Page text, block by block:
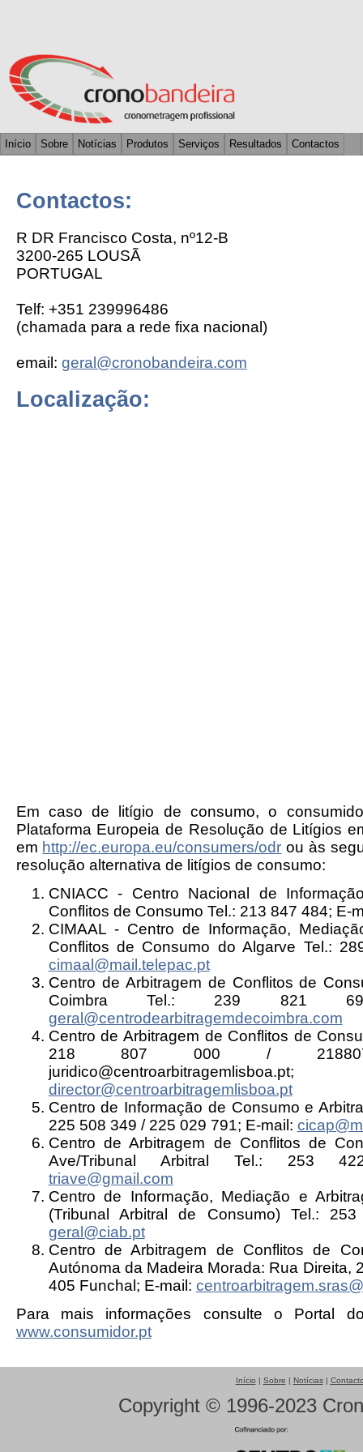
Início Sobre Notícias Produtos Serviços Resultados Contactos
Contactos:
R DR Francisco Costa, nº12-B
3200-265 LOUSÃ
PORTUGAL
Telf: +351 239996486
(chamada para a rede fixa nacional)
email: geral@cronobandeira.com
Localização:
Em caso de litígio de consumo, o
Plataforma Europeia de Resolução de Litígios
em http://ec.europa.eu/consumers/odr ou às
resolução alternativa de litígios de consumo:
CNIACC - Centro Nacional de
Conflitos de Consumo Tel.: 213 847 484; E-
CIMAAL - Centro de Informação,
Conflitos de Consumo do Algarve Tel.:
cimaal@mail.telepac.pt
Centro de Arbitragem de Conflitos de
Coimbra Tel.: 239 821
geral@centrodearbitragemdecoimbra.com
Centro de Arbitragem de Conflitos de
218 807 000 /
juridico@centroarbitragemlisboa.pt;
director@centroarbitragemlisboa.pt
Centro de Informação de Consumo e
225 508 349 / 225 029 791; E-mail:
Centro de Arbitragem de Conflitos de
Ave/Tribunal Arbitral Tel.: 253
triave@gmail.com
Centro de Informação, Mediação e
(Tribunal Arbitral de Consumo) Tel.:
geral@ciab.pt
Centro de Arbitragem de Conflitos de
Autónoma da Madeira Morada: Rua Direita,
405 Funchal; E-mail:
Para mais informações consulte o Portal
www.consumidor.pt
Início | Sobre | Notícias|
Copyright © 1996-2023